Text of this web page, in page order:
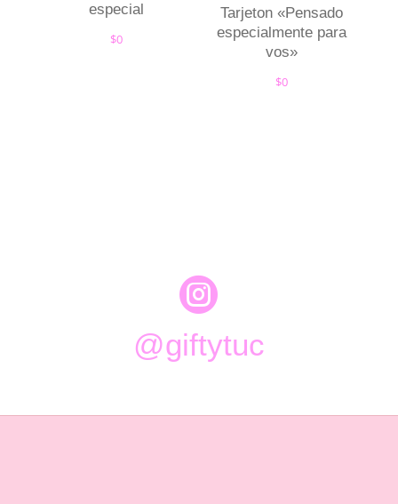
especial
$0
Tarjeton «Pensado
especialmente para
vos»
$0

@giftytuc